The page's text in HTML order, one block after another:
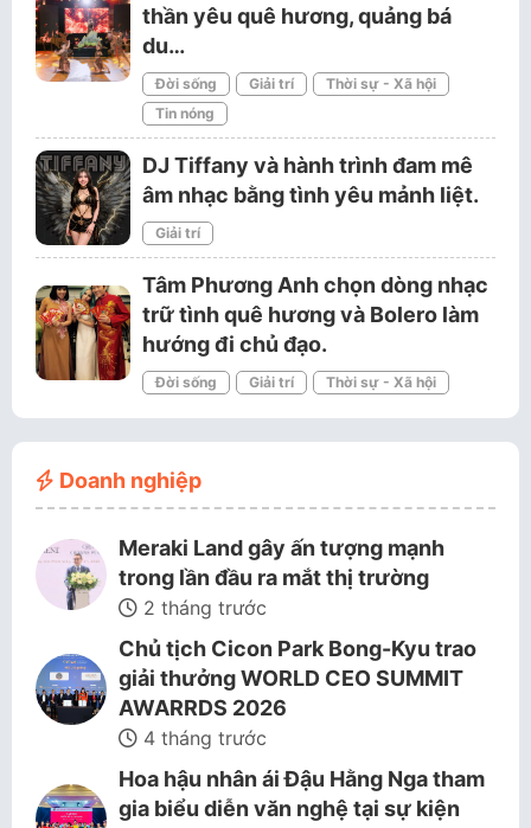
thần yêu quê hương, quảng bá
du…
Đời sống Giải trí
Thời sự - Xã hội
Tin nóng
DJ Tiffany và hành trình đam mê
âm nhạc bằng tình yêu mảnh liệt.
Giải trí
Tâm Phương Anh chọn dòng nhạc
trữ tình quê hương và Bolero làm
hướng đi chủ đạo.
Đời sống Giải trí Thời sự - Xã hội
Doanh nghiệp
Meraki Land gây ấn tượng mạnh
trong lần đầu ra mắt thị trường
2 tháng trước
Chủ tịch Cicon Park Bong-Kyu trao
giải thưởng WORLD CEO SUMMIT
AWARRDS 2026
4 tháng trước
Hoa hậu nhân ái Đậu Hằng Nga tham
gia biểu diễn văn nghệ tại sự kiện